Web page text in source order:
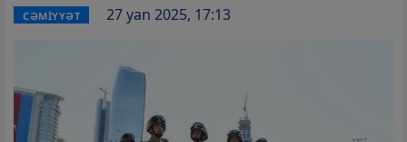
CƏMİYYƏT 27 yan 2025, 17:13